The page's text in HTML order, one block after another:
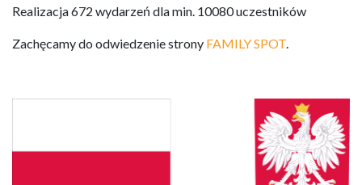
Realizacja 672 wydarzeń dla min. 10080 uczestników
Zachęcamy do odwiedzenie strony FAMILY SPOT.